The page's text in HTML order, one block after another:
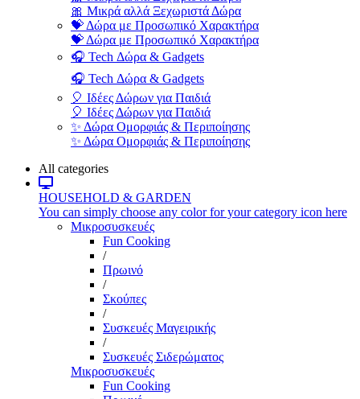
🎀 Μικρά αλλά Ξεχωριστά Δώρα
💝 Δώρα με Προσωπικό Χαρακτήρα
💝 Δώρα με Προσωπικό Χαρακτήρα
🎧 Tech Δώρα & Gadgets
🎧 Tech Δώρα & Gadgets
🎈 Ιδέες Δώρων για Παιδιά
🎈 Ιδέες Δώρων για Παιδιά
✨ Δώρα Ομορφιάς & Περιποίησης
✨ Δώρα Ομορφιάς & Περιποίησης
All categories
HOUSEHOLD & GARDEN
You can simply choose any color for your category icon here
Μικροσυσκευές
Fun Cooking
/
Πρωινό
/
Σκούπες
/
Συσκευές Μαγειρικής
/
Συσκευές Σιδερώματος
Μικροσυσκευές
Fun Cooking